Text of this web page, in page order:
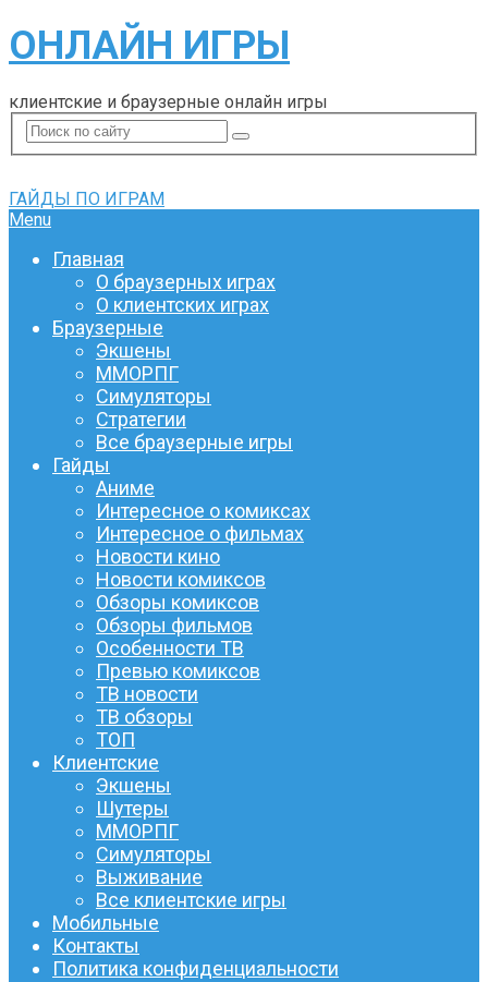
ОНЛАЙН ИГРЫ
клиентские и браузерные онлайн игры
ГАЙДЫ ПО ИГРАМ
Menu
Главная
О браузерных играх
О клиентских играх
Браузерные
Экшены
ММОРПГ
Симуляторы
Стратегии
Все браузерные игры
Гайды
Аниме
Интересное о комиксах
Интересное о фильмах
Новости кино
Новости комиксов
Обзоры комиксов
Обзоры фильмов
Особенности ТВ
Превью комиксов
ТВ новости
ТВ обзоры
ТОП
Клиентские
Экшены
Шутеры
ММОРПГ
Симуляторы
Выживание
Все клиентские игры
Мобильные
Контакты
Политика конфиденциальности